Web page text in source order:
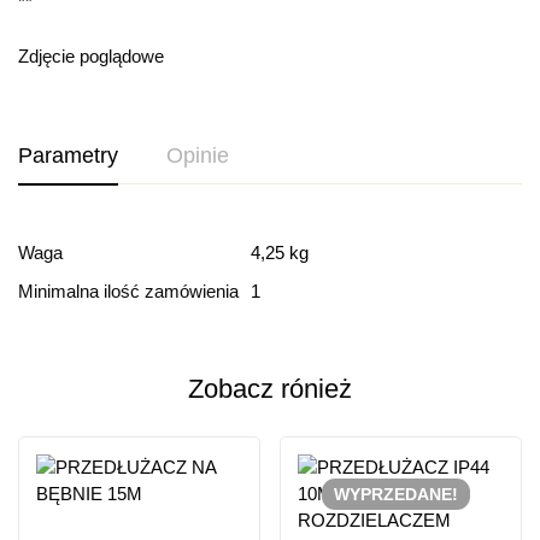
Zdjęcie poglądowe
Parametry Opinie
Waga
4,25 kg
Minimalna ilość zamówienia
1
Ocena i recenzja
Based on 0 Reviews
Ten produkt nie ma jeszcze opinii
Zobacz rónież
WYPRZEDANE!